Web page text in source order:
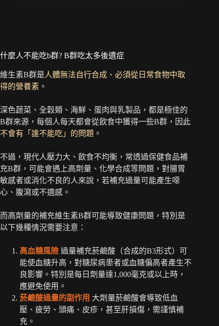
什麼人不能吃b群? B群吃太多後遺症
維生素B群是人體無法自行合成、必須從日常食物中取
得的營養素 。
深色蔬菜、全穀類、海鮮、蛋肉與乳製品，都是極佳的
B群來源，每個人每天都會從飲食中獲得一些B群，因此
不會有「誰不能吃」的問題 。
不過，現代人壓力大、飲食不均衡，常透過保健食品補
充B群，可能會遇上高劑量、化學合成等問題，對腸胃
敏感者或消化不良的人來說，若補充過量可能產生噁
心、腹瀉或不適感。
而高劑量的補充維生素B群可能導致健康問題，特別是
以下幾種情況需要注意：
高血糖風險 過量補充菸鹼酸（合成的B3形式）可
能使血糖升高，對糖尿病患者或血糖偏高者產生不
良影響。特別是每日劑量達1,000毫克或以上時，
應避免使用。
菸鹼酸過量的副作用 大劑量菸鹼酸會導致低血
壓、疲勞、頭痛、皮疹，甚至肝損傷，需謹慎補
充。